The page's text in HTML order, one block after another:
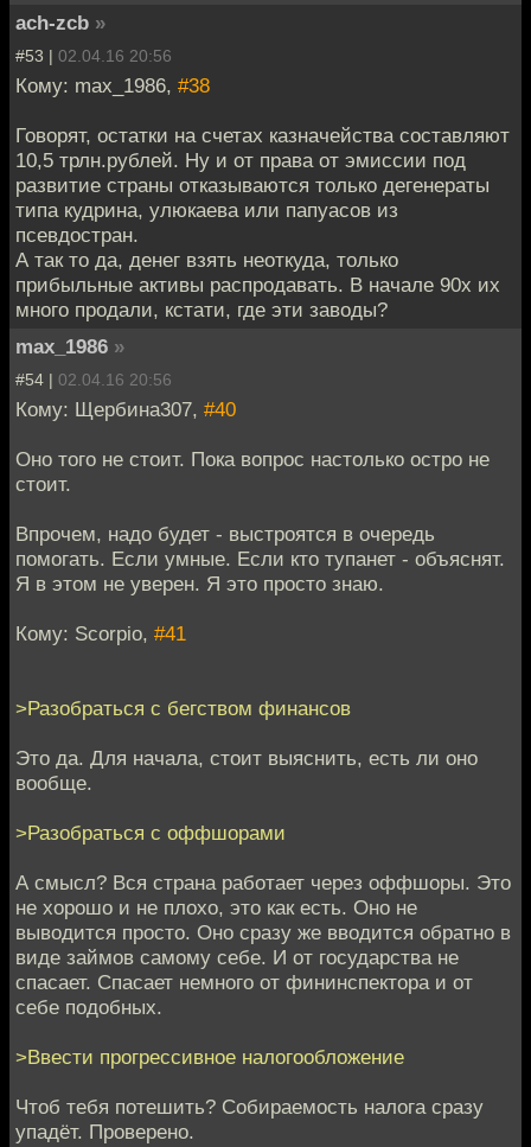
ach-zcb »
#53 | 02.04.16 20:56
Кому: max_1986, #38
Говорят, остатки на счетах казначейства составляют
10,5 трлн.рублей. Ну и от права от эмиссии под
развитие страны отказываются только дегенераты
типа кудрина, улюкаева или папуасов из
псевдостран.
А так то да, денег взять неоткуда, только
прибыльные активы распродавать. В начале 90х их
много продали, кстати, где эти заводы?
max_1986 »
#54 | 02.04.16 20:56
Кому: Щербина307, #40
Оно того не стоит. Пока вопрос настолько остро не
стоит.
Впрочем, надо будет - выстроятся в очередь
помогать. Если умные. Если кто тупанет - объяснят.
Я в этом не уверен. Я это просто знаю.
Кому: Scorpio, #41
>Разобраться с бегством финансов
Это да. Для начала, стоит выяснить, есть ли оно
вообще.
>Разобраться с оффшорами
А смысл? Вся страна работает через оффшоры. Это
не хорошо и не плохо, это как есть. Оно не
выводится просто. Оно сразу же вводится обратно в
виде займов самому себе. И от государства не
спасает. Спасает немного от фининспектора и от
себе подобных.
>Ввести прогрессивное налогообложение
Чтоб тебя потешить? Собираемость налога сразу
упадёт. Проверено.